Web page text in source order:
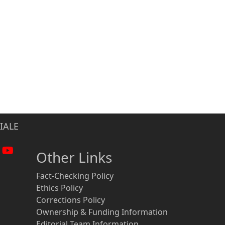
Other Links
Fact-Checking Policy
Ethics Policy
Corrections Policy
Ownership & Funding Information